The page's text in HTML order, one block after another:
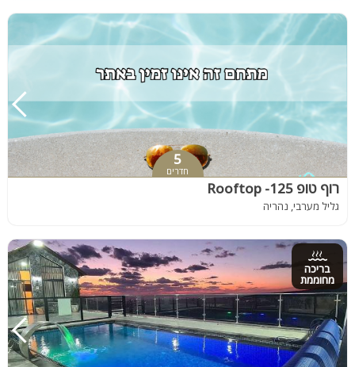
5
חדרים
רוף טופ 125- Rooftop
גליל מערבי, נהריה
בריכה
מחוממת